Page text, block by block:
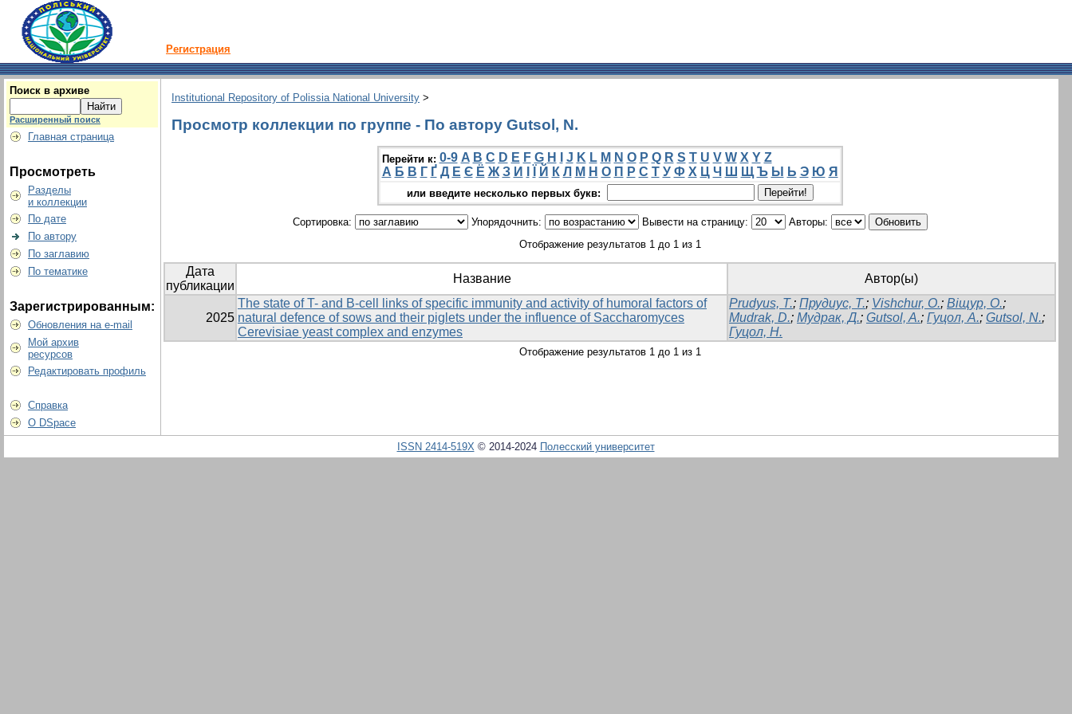
Регистрация
Поиск в архиве
Расширенный поиск
Главная страница
Просмотреть
Разделы
и коллекции
По дате
По автору
По заглавию
По тематике
Зарегистрированным:
Обновления на e-mail
Мой архив
ресурсов
Редактировать профиль
Справка
О DSpace
Institutional Repository of Polissia National University >
Просмотр коллекции по группе - По автору Gutsol, N.
Перейти к: 0-9 A B C D E F G H J K L M N O P Q R S T U V W X Y Z
А Б В Г Ґ Д Е Є Ё Ж З И Й К Л М Н О П Р С Т У Ф Х Ц Ч Ш Щ Ъ Ы Ь Э Ю Я
или введите несколько первых букв:
Сортировка: Упорядочнить: Вывести на страницу:
Авторы:
Отображение результатов 1 до 1 из 1
Дата
публикации
Название Автор(ы)
2025
The state of T- and B-cell links of specific immunity and activity of humoral factors of
natural defence of sows and their piglets under the influence of Saccharomyces
Cerevisiae yeast complex and enzymes
Prudyus, T.; Прудиус, Т.; Vishchur, O.; Віщур, О.;
Mudrak, D.; Мудрак, Д.; Gutsol, A.; Гуцол, А.; Gutsol, N.;
Гуцол, Н.
Отображение результатов 1 до 1 из 1
ISSN 2414-519X© 2014-2024 Полесский университет